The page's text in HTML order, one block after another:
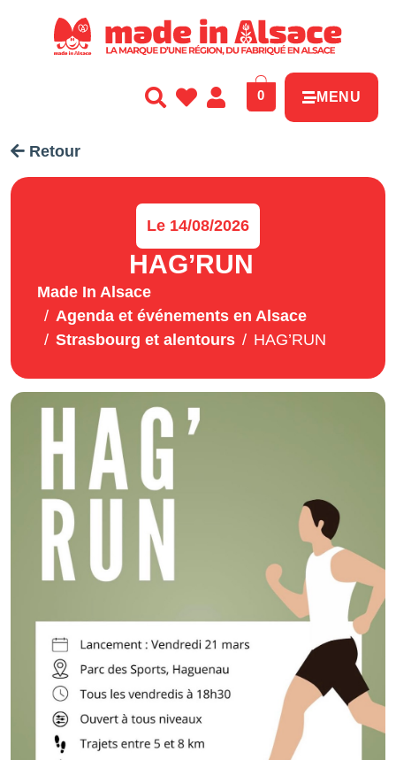
0 MENU
Retour
Le 14/08/2026
HAG’RUN
Made In Alsace
Agenda et événements en Alsace
Strasbourg et alentours
HAG’RUN